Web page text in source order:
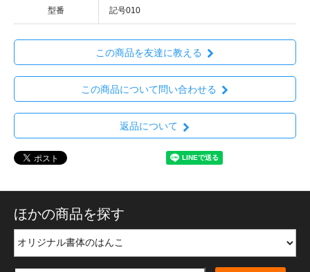
型番 記号010
この商品を友達に教える
この商品について問い合わせる
返品について
ほかの商品を探す